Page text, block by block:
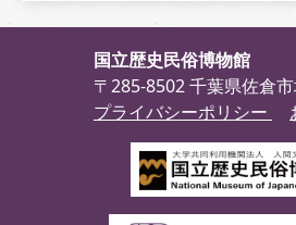
国立歴史民俗博物館
〒285-8502 千葉県佐倉
プライバシーポリシー